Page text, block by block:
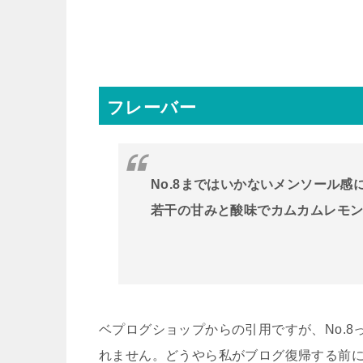
フレーバー
No.8まではいかないメンソール感
若干の甘みと酸味でカムカムレモ
ベプログショップからの引用ですが、No.8
れません。どうやら私がブログ復帰する前